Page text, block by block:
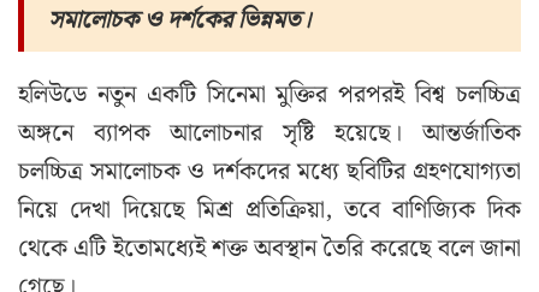
সমালোচক ও দর্শকের ভিন্নমত।
হলিউডে নতুন একটি সিনেমা মুক্তির পরপরই বিশ্ব চলচ্চিত্র
অঙ্গনে ব্যাপক আলোচনার সৃষ্টি হয়েছে। আন্তর্জাতিক
চলচ্চিত্র সমালোচক ও দর্শকদের মধ্যে ছবিটির গ্রহণযোগ্যতা
নিয়ে দেখা দিয়েছে মিশ্র প্রতিক্রিয়া, তবে বাণিজ্যিক দিক
থেকে এটি ইতোমধ্যেই শক্ত অবস্থান তৈরি করেছে বলে জানা